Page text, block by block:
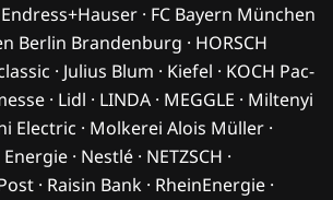
· FC Bayern München
Berlin Brandenburg · HORSCH
· Julius Blum · Kiefel · KOCH Pac-
· Lidl · LINDA · MEGGLE · Miltenyi
Electric · Molkerei Alois Müller ·
· Nestlé · NETZSCH ·
· Raisin Bank · RheinEnergie ·